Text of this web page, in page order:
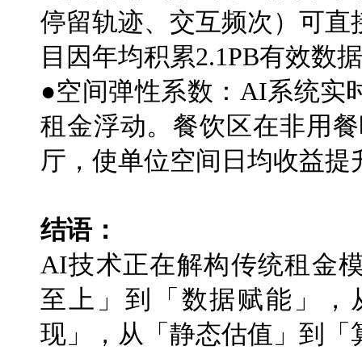
停留轨迹、交互频次）可
目因年均积累2.1PB有效数
●空间弹性系数：AI系统实
租金浮动。餐饮区在非用
厅，使单位空间日均收益提
结语：
AI技术正在解构传统租金
至上」到「数据赋能」
现」，从「静态估值」到